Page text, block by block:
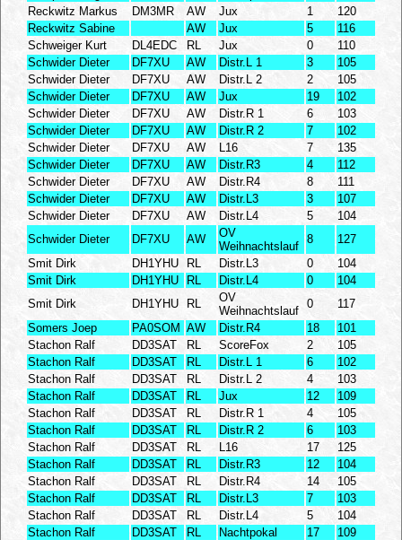
Reckwitz Markus
DM3MR AW Jux 1
120
Reckwitz Sabine
AW Jux 5
116
Schweiger Kurt
DL4EDC RL Jux 0
110
Schwider Dieter
DF7XU AW Distr.L 1 3
105
Schwider Dieter
DF7XU AW Distr.L 2 2
105
Schwider Dieter
DF7XU AW Jux 19
102
Schwider Dieter
DF7XU AW Distr.R 1 6
103
Schwider Dieter
DF7XU AW Distr.R 2 7
102
Schwider Dieter
DF7XU AW L16 7
135
Schwider Dieter
DF7XU AW Distr.R3 4
112
Schwider Dieter
DF7XU AW Distr.R4 8
111
Schwider Dieter
DF7XU AW Distr.L3 3
107
Schwider Dieter
DF7XU AW Distr.L4 5
104
Schwider Dieter
DF7XU AW
OV
Weihnachtslauf
8
127
Smit Dirk
DH1YHU RL Distr.L3 0
104
Smit Dirk
DH1YHU RL Distr.L4 0
104
Smit Dirk
DH1YHU RL
OV
Weihnachtslauf
0
117
Somers Joep
PA0SOM AW Distr.R4 18
101
Stachon Ralf
DD3SAT RL ScoreFox 2
105
Stachon Ralf
DD3SAT RL Distr.L 1 6
102
Stachon Ralf
DD3SAT RL Distr.L 2 4
103
Stachon Ralf
DD3SAT RL Jux 12
109
Stachon Ralf
DD3SAT RL Distr.R 1 4
105
Stachon Ralf
DD3SAT RL Distr.R 2 6
103
Stachon Ralf
DD3SAT RL L16 17
125
Stachon Ralf
DD3SAT RL Distr.R3 12
104
Stachon Ralf
DD3SAT RL Distr.R4 14
105
Stachon Ralf
DD3SAT RL Distr.L3 7
103
Stachon Ralf
DD3SAT RL Distr.L4 5
104
Stachon Ralf
DD3SAT RL Nachtpokal 17
109